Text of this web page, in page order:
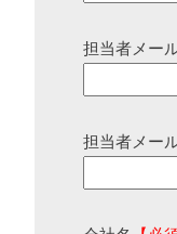
担当者メー
担当者メー